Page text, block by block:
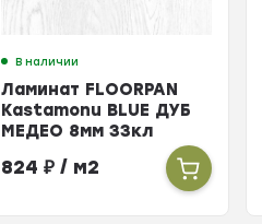
В наличии
Ламинат FLOORPAN
Kastamonu BLUE ДУБ
МЕДЕО 8мм 33кл
824₽ / м2